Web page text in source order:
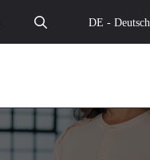
DE - Deutsch